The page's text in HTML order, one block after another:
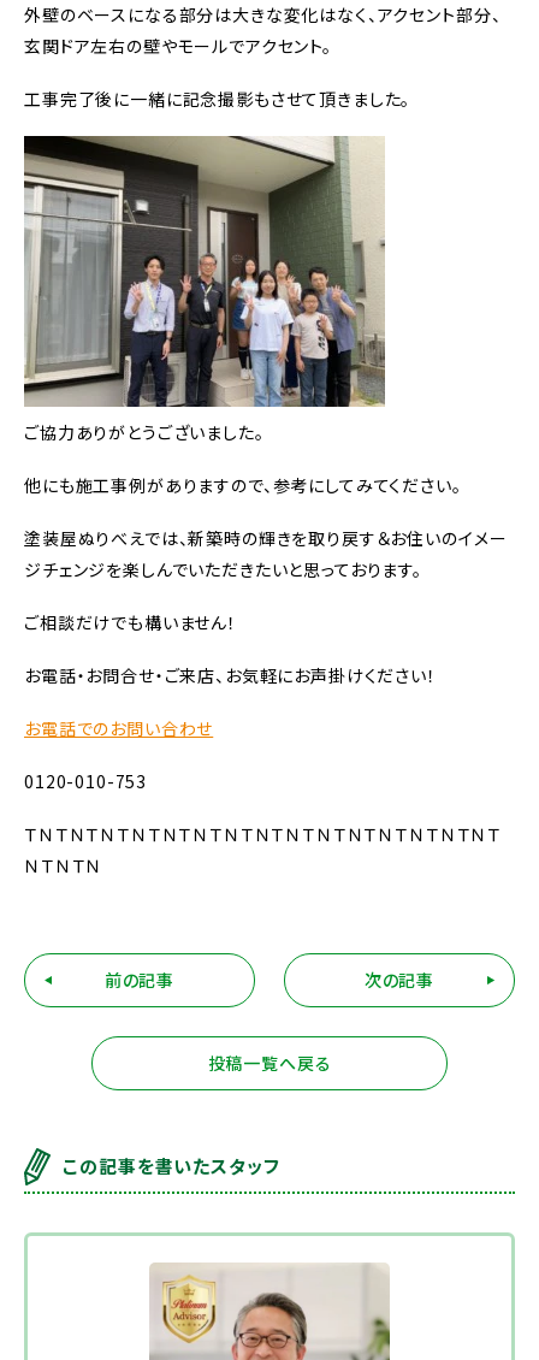
外壁のベースになる部分は大きな変化はなく、アクセント部分、
玄関ドア左右の壁やモールでアクセント。
工事完了後に一緒に記念撮影もさせて頂きました。
ご協力ありがとうございました。
他にも施工事例がありますので、参考にしてみてください。
塗装屋ぬりべえでは、新築時の輝きを取り戻す＆お住いのイメー
ジチェンジを楽しんでいただきたいと思っております。
ご相談だけでも構いません！
お電話・お問合せ・ご来店、お気軽にお声掛けください！
お電話でのお問い合わせ
0120-010-753
ＴＮＴＮＴＮＴＮＴＮＴＮＴＮＴＮＴＮＴＮＴＮＴＮＴＮＴＮＴＮＴ
ＮＴＮＴＮ
前の記事
投稿一覧へ戻る
次の記事
この記事を書いたスタッフ